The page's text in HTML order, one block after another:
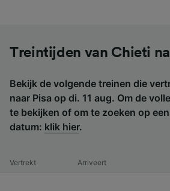
Treintijden van Chieti
Bekijk de volgende treinen die
naar Pisa op di. 11 aug. Om de
te bekijken of om te zoeken op
datum: klik hier.
Vertrekt Arriveert